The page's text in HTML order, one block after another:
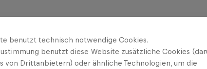
benutzt technisch notwendige Cookies.
benutzt diese Website zusätzliche Cookies
von Drittanbietern) oder ähnliche Technologien, um die